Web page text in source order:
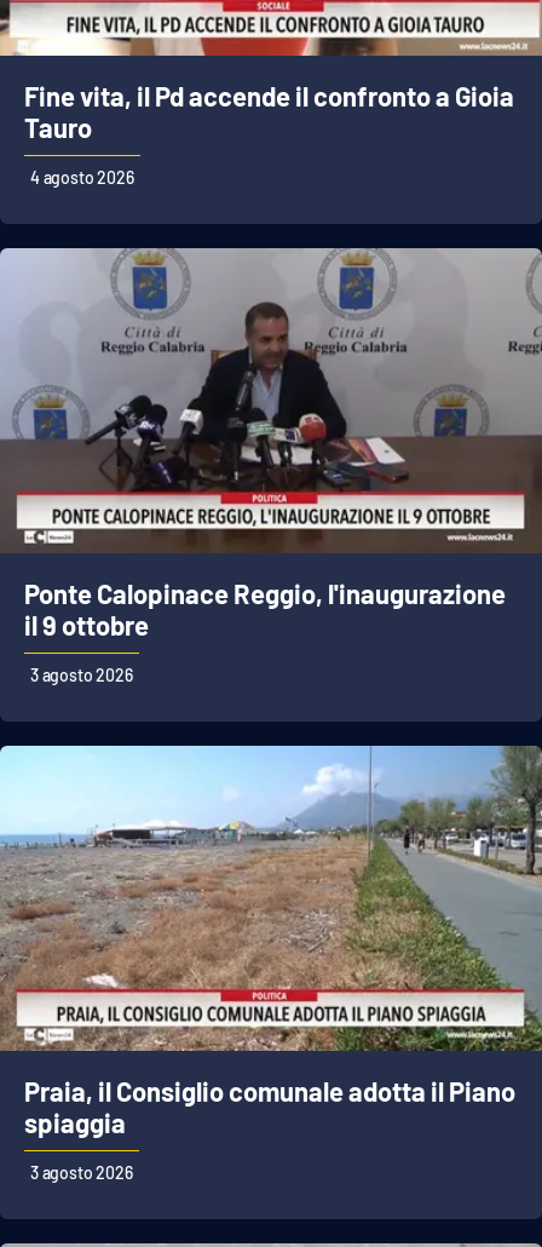
EDIZIONI
LOCALI
Catanzaro
Vibo Valentia
Reggio Calabria
Cosenza
Lamezia Terme
PROGETTI
SPECIALI
Buona Sanità Calabria
Food
Storie
LAC
NETWORK
Lacplay.it
Lactv.it
Laconair.it
Fine vita, il Pd accende il confronto a Gioia
Tauro
4 agosto 2026
Ponte Calopinace Reggio, l'inaugurazione
il 9 ottobre
3 agosto 2026
Praia, il Consiglio comunale adotta il Piano
spiaggia
3 agosto 2026